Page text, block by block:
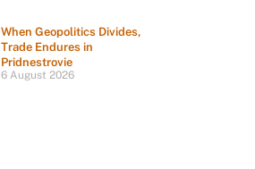
When Geopolitics Divides,
Trade Endures in
Pridnestrovie
6 August 2026